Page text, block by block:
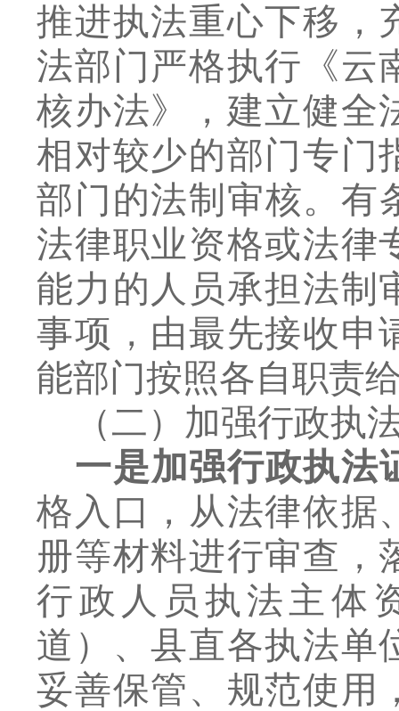
推进执法重心下移，
法部门严格执行《云
核办法》，建立健全
相对较少的部门专门
部门的法制 审核。有
法律职业资格或法律
能力的人员承担法制
事项，由最先接收申
能部门按照各自职责
（二）加强行政执
一是加强行政执法
格入口，从法律依据
册等材料进行审查，
行政人员执法主体
道）、县直各执法单
妥善保管、规范使用